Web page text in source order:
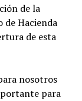
de la
de Hacienda
de esta
nosotros
para